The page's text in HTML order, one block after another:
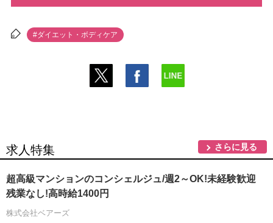
#ダイエット・ボディケア
求人特集 さらに見る
超高級マンションのコンシェルジュ/週2～OK!未経験歓迎
残業なし!高時給1400円
株式会社ベアーズ